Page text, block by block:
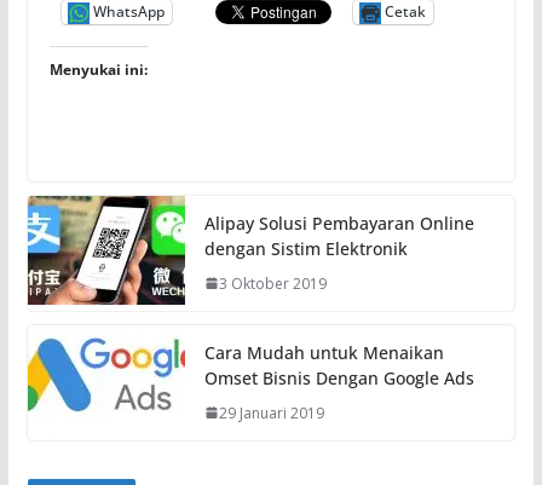
WhatsApp Cetak
Menyukai ini:
Alipay Solusi Pembayaran Online
dengan Sistim Elektronik
3 Oktober 2019
Cara Mudah untuk Menaikan
Omset Bisnis Dengan Google Ads
29 Januari 2019